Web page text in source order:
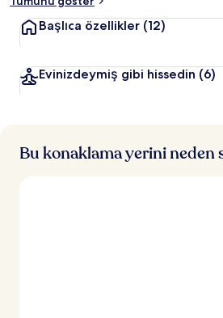
Başlıca özellikler (12)
Evinizdeymiş gibi hissedin (6)
Bu konaklama yerini neden